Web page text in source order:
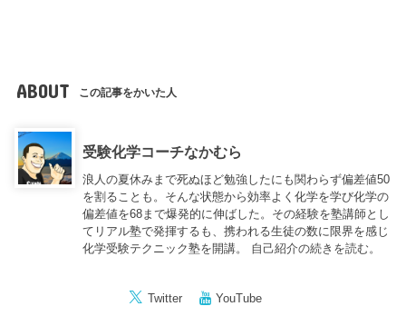
ABOUT この記事をかいた人
受験化学コーチなかむら
浪人の夏休みまで死ぬほど勉強したにも関わらず偏差値50
を割ることも。そんな状態から効率よく化学を学び化学の
偏差値を68まで爆発的に伸ばした。その経験を塾講師とし
てリアル塾で発揮するも、携われる生徒の数に限界を感じ
化学受験テクニック塾を開講。 自己紹介の続きを読む。
Twitter YouTube